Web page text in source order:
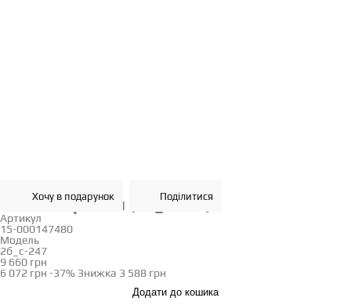
Хочу в подарунок Поділитися
Золоті сережки (2б_с-247)
Артикул
15-000147480
Модель
2б_с-247
9 660 грн
6 072 грн -37% Знижка 3 588 грн
Додати до кошика